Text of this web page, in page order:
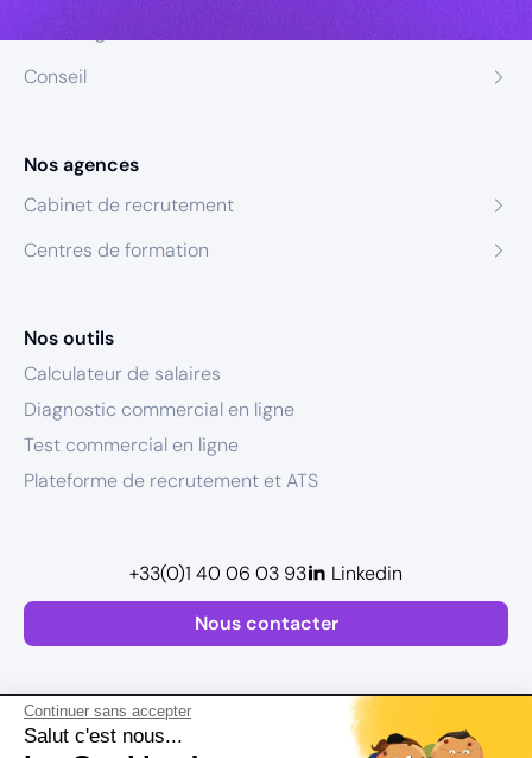
Continuer sans accepter
Salut c'est nous...
Conseil
Nos agences
Cabinet de recrutement
Centres de formation
Nos outils
Calculateur de salaires
Diagnostic commercial en ligne
Test commercial en ligne
Plateforme de recrutement et ATS
Nous contacter
+33(0)1 40 06 03 93 Linkedin